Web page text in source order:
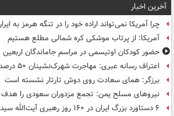
آخرین اخبار
چرا آمریکا نمی‌تواند اراده خود را در تنگه هرمز به
آمریکا: از پرتاب موشکی کره شمالی مطلع هستیم
حضور کودکان اوتیسمی در مراسم جاماندگان اربعین
اعتراف رسانه عبری: مهاجرت شهرک‌نشینان ۵۰ درصد افزایش یافت
برزگر: همای سعادت روی دوش تارتار نشسته است
نیروهای مسلح یمن: تجمع مزدوران سعودی را هدف
۶ دستاورد بزرگ ایران در ۱۶۰ روز رهبری آیت‌الله سید مجتبی خامنه‌ای